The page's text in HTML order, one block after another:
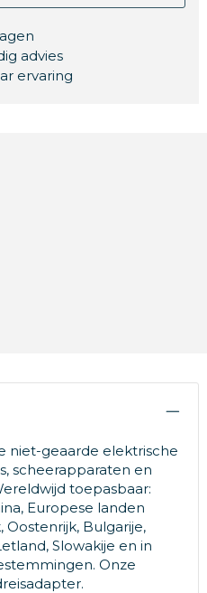
advies
ervaring
niet-geaarde elektrische
scheerapparaten en
toepasbaar:
Europese landen
Oostenrijk, Bulgarije,
Slowakije en in
Onze